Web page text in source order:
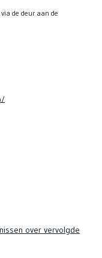
de deur aan de
over vervolgde